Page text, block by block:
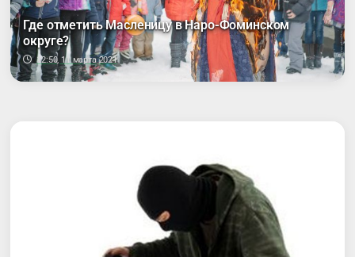
Где отметить Масленицу в Наро-Фоминском
округе?
12:50, 11 марта 2021